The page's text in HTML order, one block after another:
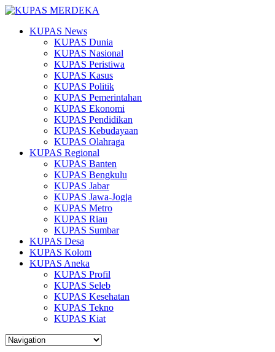
KUPAS News
KUPAS Dunia
KUPAS Nasional
KUPAS Peristiwa
KUPAS Kasus
KUPAS Politik
KUPAS Pemerintahan
KUPAS Ekonomi
KUPAS Pendidikan
KUPAS Kebudayaan
KUPAS Olahraga
KUPAS Regional
KUPAS Banten
KUPAS Bengkulu
KUPAS Jabar
KUPAS Jawa-Jogja
KUPAS Metro
KUPAS Riau
KUPAS Sumbar
KUPAS Desa
KUPAS Kolom
KUPAS Aneka
KUPAS Profil
KUPAS Seleb
KUPAS Kesehatan
KUPAS Tekno
KUPAS Kiat